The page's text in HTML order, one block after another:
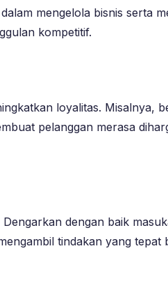
mengelola bisnis serta
kompetitif.
loyalitas. Misalnya,
pelanggan merasa
dengan baik
tindakan yang